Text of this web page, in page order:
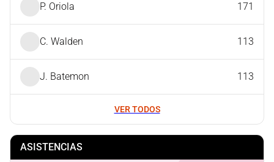
P. Oriola 171
C. Walden 113
J. Batemon 113
VER TODOS
ASISTENCIAS